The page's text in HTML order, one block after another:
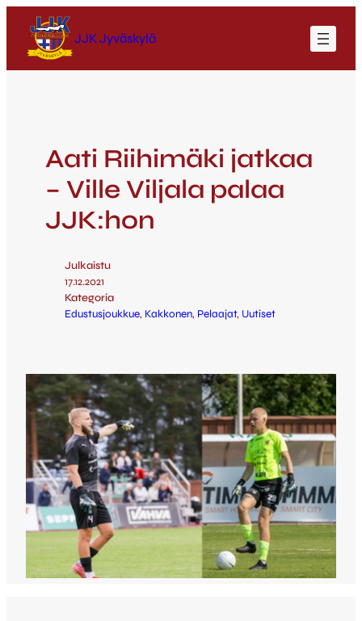
JJK Jyväskylä
Aati Riihimäki jatkaa
– Ville Viljala palaa
JJK:hon
Julkaistu
17.12.2021
Kategoria
Edustusjoukkue, Kakkonen, Pelaajat, Uutiset